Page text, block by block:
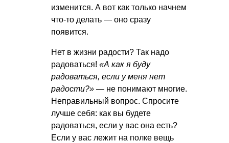
изменится. А вот как только начнем
что-то делать — оно сразу
появится.
Нет в жизни радости? Так надо
радоваться! «А как я буду
радоваться, если у меня нет
радости?» — не понимают многие.
Неправильный вопрос. Спросите
лучше себя: как вы будете
радоваться, если у вас она есть?
Если у вас лежит на полке вещь